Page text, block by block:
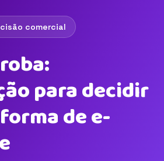
comercial
para decidir
de e-